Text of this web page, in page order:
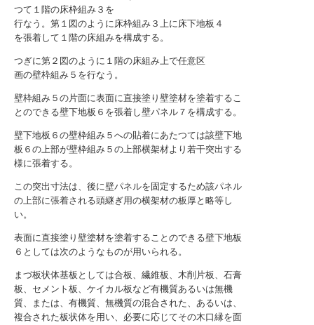
つて１階の床枠組み３を
行なう。第１図のように床枠組み３上に床下地板４
を張着して１階の床組みを構成する。
つぎに第２図のように１階の床組み上で任意区
画の壁枠組み５を行なう。
壁枠組み５の片面に表面に直接塗り壁塗材を塗着するこ
とのできる壁下地板６を張着し壁パネル７を構成する。
壁下地板６の壁枠組み５への貼着にあたつては該壁下地
板６の上部が壁枠組み５の上部横架材より若干突出する
様に張着する。
この突出寸法は、後に壁パネルを固定するため該パネル
の上部に張着される頭継ぎ用の横架材の板厚と略等し
い。
表面に直接塗り壁塗材を塗着することのできる壁下地板
６としては次のようなものが用いられる。
まづ板状体基板としては合板、繊維板、木削片板、石膏
板、セメント板、ケイカル板など有機質あるいは無機
質、または、有機質、無機質の混合された、あるいは、
複合された板状体を用い、必要に応じてその木口縁を面